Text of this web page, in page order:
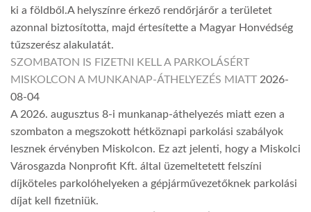
ki a földből.A helyszínre érkező rendőrjárőr a területet
azonnal biztosította, majd értesítette a Magyar Honvédség
tűzszerész alakulatát.
SZOMBATON IS FIZETNI KELL A PARKOLÁSÉRT
MISKOLCON A MUNKANAP-ÁTHELYEZÉS MIATT 2026-
08-04
A 2026. augusztus 8-i munkanap-áthelyezés miatt ezen a
szombaton a megszokott hétköznapi parkolási szabályok
lesznek érvényben Miskolcon. Ez azt jelenti, hogy a Miskolci
Városgazda Nonprofit Kft. által üzemeltetett felszíni
díjköteles parkolóhelyeken a gépjárművezetőknek parkolási
díjat kell fizetniük.